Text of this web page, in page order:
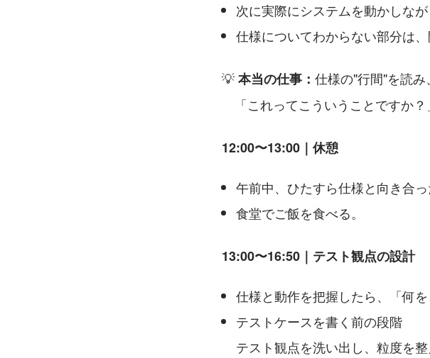
次に実際にシステムを動かしな
仕様についてわからない部分は
💡 本当の仕事： 仕様の"行間"を読
「これってこういうことですか？
12:00〜13:00｜休憩
午前中、ひたすら仕様と向き合っ
食堂でご飯を食べる。
13:00〜16:50｜テスト観点の設計
仕様と動作を把握したら、「何
テストケースを書く前の段階
テスト観点を洗い出し、粒度を整